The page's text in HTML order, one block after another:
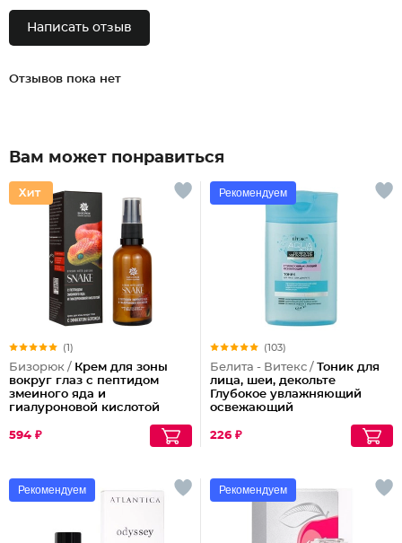
Написать отзыв
Отзывов пока нет
Вам может понравиться
(1)
Бизорюк / Крем для зоны
вокруг глаз с пептидом
змеиного яда и
гиалуроновой кислотой
594 ₽
Рекомендуем
(103)
Белита - Витекс / Тоник для
лица, шеи, декольте
Глубокое увлажняющий
освежающий
226 ₽
Рекомендуем Рекомендуем